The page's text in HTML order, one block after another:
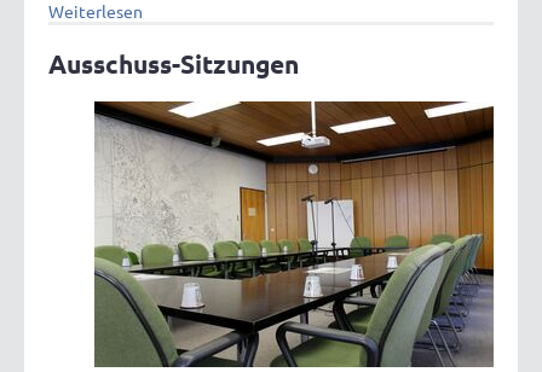
Weiterlesen
Ausschuss-Sitzungen